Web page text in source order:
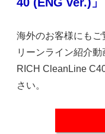
海外のお客様にもご
リーンライン紹介
RICH CleanLine
さい。